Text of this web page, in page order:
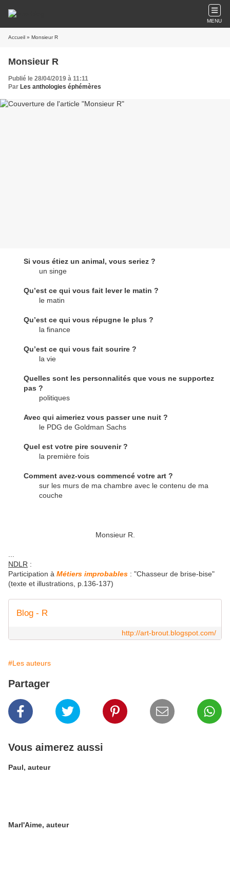
MENU
Accueil » Monsieur R
Monsieur R
Publié le 28/04/2019 à 11:11
Par Les anthologies éphémères
Si vous étiez un animal, vous seriez ?
un singe
Qu’est ce qui vous fait lever le matin ?
le matin
Qu’est ce qui vous répugne le plus ?
la finance
Qu’est ce qui vous fait sourire ?
la vie
Quelles sont les personnalités que vous ne supportez
pas ?
politiques
Avec qui aimeriez vous passer une nuit ?
le PDG de Goldman Sachs
Quel est votre pire souvenir ?
la première fois
Comment avez-vous commencé votre art ?
sur les murs de ma chambre avec le contenu de ma
couche
Monsieur R.
NDLR :
Participation à Métiers improbables : "Chasseur de brise-bise"
(texte et illustrations, p.136-137)
Blog - R
http://art-brout.blogspot.com/
#Les auteurs
Partager
Vous aimerez aussi
Paul, auteur
Marl'Aime, auteur